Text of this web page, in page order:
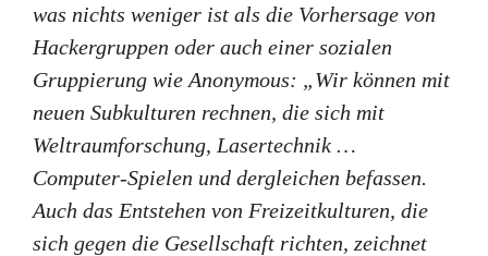
was nichts weniger ist als die Vorhersage von
Hackergruppen oder auch einer sozialen
Gruppierung wie Anonymous: „Wir können mit
neuen Subkulturen rechnen, die sich mit
Weltraumforschung, Lasertechnik …
Computer-Spielen und dergleichen befassen.
Auch das Entstehen von Freizeitkulturen, die
sich gegen die Gesellschaft richten, zeichnet